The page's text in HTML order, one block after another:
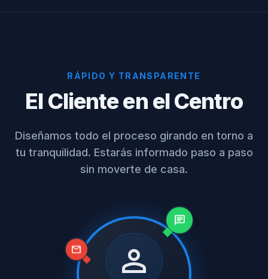
RÁPIDO Y TRANSPARENTE
El Cliente en el Centro
Diseñamos todo el proceso girando en torno a
tu tranquilidad. Estarás informado paso a paso
sin moverte de casa.
chat
mail person